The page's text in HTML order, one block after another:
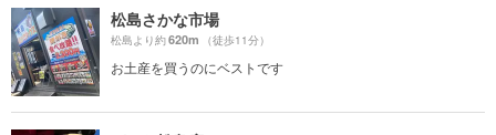
松島さかな市場
松島より約620m （徒歩11分）
お土産を買うのにベストです